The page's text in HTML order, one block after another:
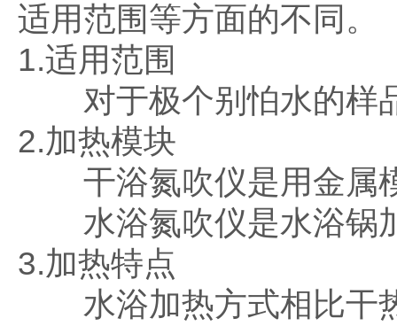
适用范围等方面的不同。
1.适用范围
对于极个别怕水的样品
2.加热模块
干浴氮吹仪是用金属
水浴氮吹仪是水浴锅
3.加热特点
水浴加热方式相比干